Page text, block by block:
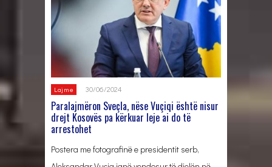
Lajme 30/06/2024
Paralajmëron Sveçla, nëse Vuçiqi është nisur
drejt Kosovës pa kërkuar leje ai do të
arrestohet
Postera me fotografinë e presidentit serb,